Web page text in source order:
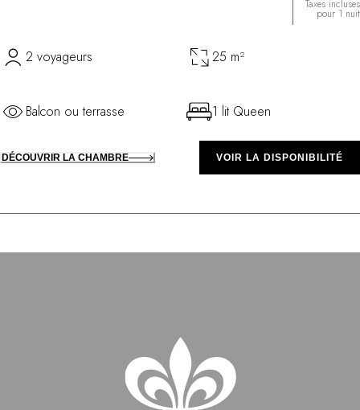
Taxes incluses
pour 1 nuit
2 voyageurs 25 m²
Balcon ou terrasse 1 lit Queen
DÉCOUVRIR LA CHAMBRE VOIR LA DISPONIBILITÉ